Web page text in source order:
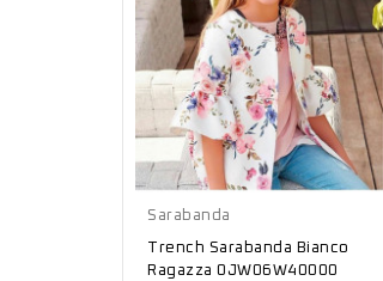
Bianco
Sarabanda
Trench Sarabanda Bianco
Ragazza 0JW06W40000